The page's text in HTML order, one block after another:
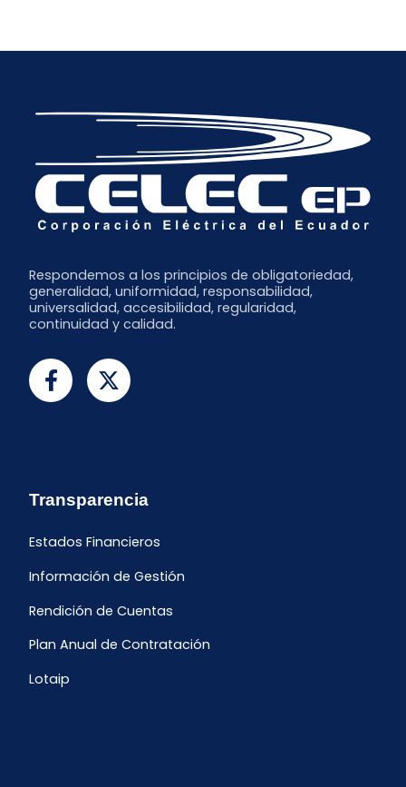
Respondemos a los principios de obligatoriedad,
generalidad, uniformidad, responsabilidad,
universalidad, accesibilidad, regularidad,
continuidad y calidad.
Transparencia
Estados Financieros
Información de Gestión
Rendición de Cuentas
Plan Anual de Contratación
Lotaip